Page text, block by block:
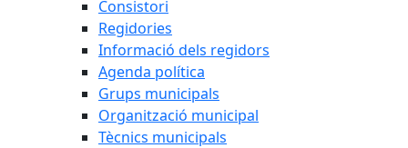
Consistori
Regidories
Informació dels regidors
Agenda política
Grups municipals
Organització municipal
Tècnics municipals